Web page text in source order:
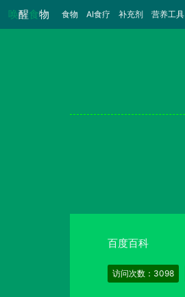
唤醒食物 食物 （当前）
AI食疗 补充剂 营养工具
百度百科
访问次数：3098